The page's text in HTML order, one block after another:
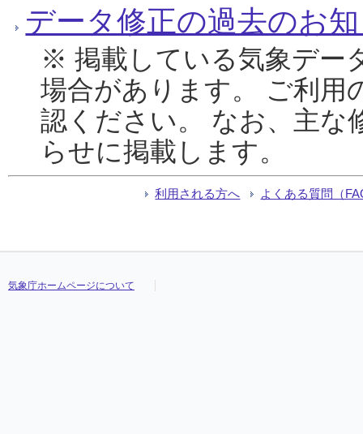
データ修正の過去のお
※ 掲載している気象デー
場合があります。 ご利用
認ください。 なお、主な
らせに掲載します。
利用される方へ よくある質問（
気象庁ホームページについて